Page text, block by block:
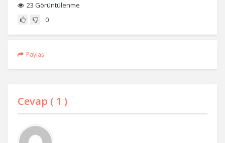
23 Görüntülenme
0
Paylaş
Cevap ( 1 )